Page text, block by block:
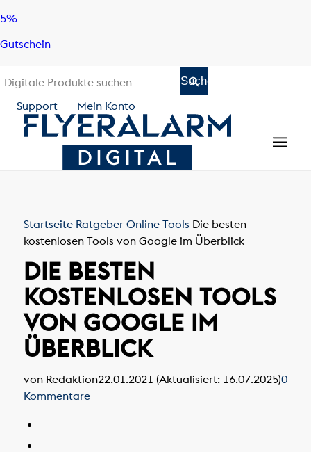
Skip
content
Skip
navigation
5%
Gutschein
Support Mein Konto
Startseite Ratgeber Online Tools Die besten
kostenlosen Tools von Google im Überblick
DIE BESTEN
KOSTENLOSEN TOOLS
VON GOOGLE IM
ÜBERBLICK
von Redaktion22.01.2021 (Aktualisiert: 16.07.2025)0
Kommentare